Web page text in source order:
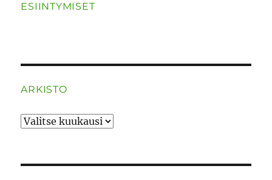
ESIINTYMISET
ARKISTO
ARKISTO